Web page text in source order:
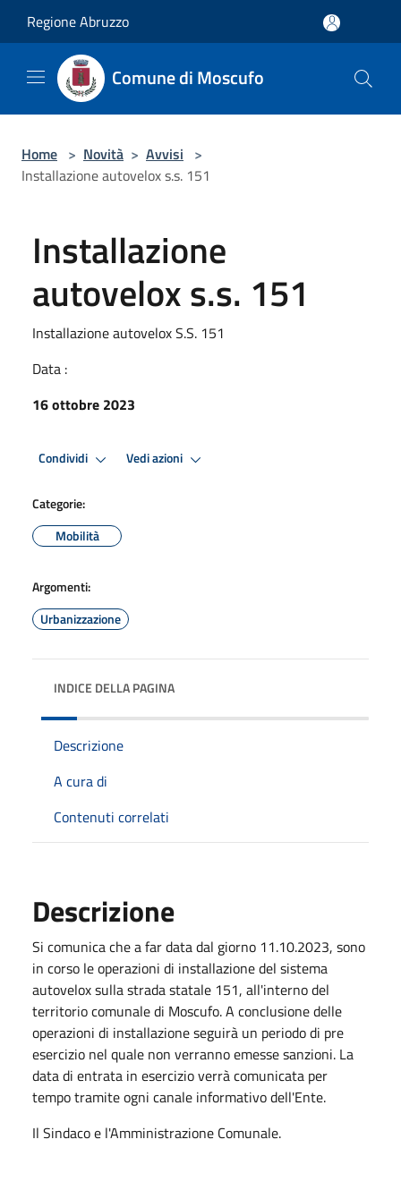
Regione Abruzzo
Comune di Moscufo
Home > Novità > Avvisi >
Installazione autovelox s.s. 151
Installazione
autovelox s.s. 151
Installazione autovelox S.S. 151
Data :
16 ottobre 2023
Condividi Vedi azioni
Categorie:
Mobilità
Argomenti:
Urbanizzazione
INDICE DELLA PAGINA
Descrizione
A cura di
Contenuti correlati
Descrizione
Si comunica che a far data dal giorno 11.10.2023, sono
in corso le operazioni di installazione del sistema
autovelox sulla strada statale 151, all'interno del
territorio comunale di Moscufo. A conclusione delle
operazioni di installazione seguirà un periodo di pre
esercizio nel quale non verranno emesse sanzioni. La
data di entrata in esercizio verrà comunicata per
tempo tramite ogni canale informativo dell'Ente.
Il Sindaco e l'Amministrazione Comunale.